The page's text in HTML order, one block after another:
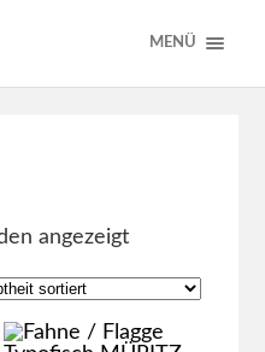
MENÜ
angezeigt